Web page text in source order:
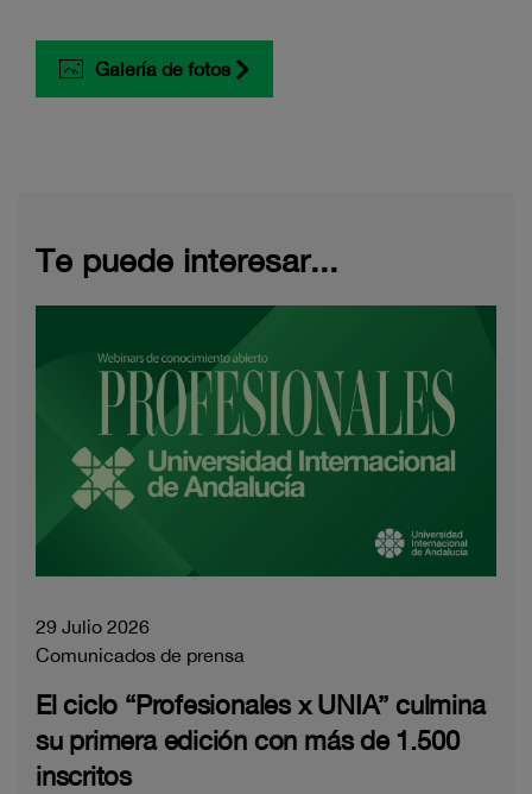
Galería de fotos
Te puede interesar...
29 Julio 2026
Comunicados de prensa
El ciclo “Profesionales x UNIA” culmina
su primera edición con más de 1.500
inscritos